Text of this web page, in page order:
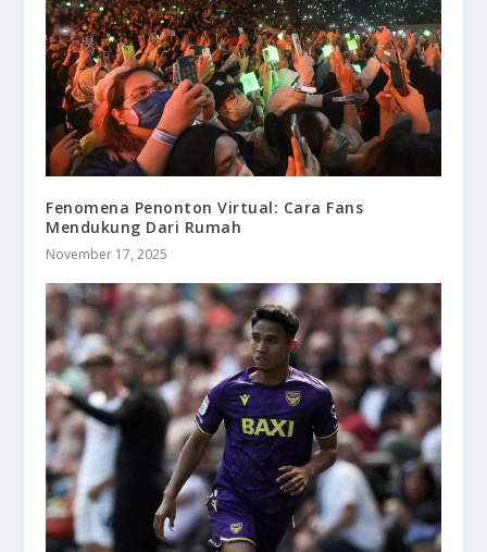
Fenomena Penonton Virtual: Cara Fans
Mendukung Dari Rumah
November 17, 2025